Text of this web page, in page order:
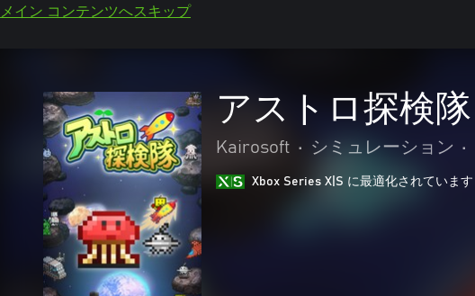
メイン コンテンツへスキップ
アストロ探検隊
Kairosoft • シミュレーション •
Xbox Series X|S に最適化されています